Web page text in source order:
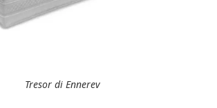
Tresor di Ennerev